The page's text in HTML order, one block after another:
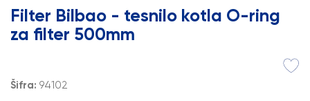
Filter Bilbao - tesnilo kotla O-ring
za filter 500mm
Šifra: 94102